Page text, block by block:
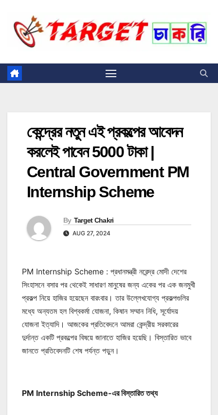
content
কেন্দ্রের নতুন এই প্রকল্পের আবেদন
করলেই পাবেন 5000 টাকা |
Central Government PM
Internship Scheme
By Target Chakri
AUG 27, 2024
PM Internship Scheme : প্রধানমন্ত্রী নরেন্দ্র মোদী দেশের
সিংহাসনে বসার পর থেকেই সাধারণ মানুষের জন্য একের পর এক জনমুখী
প্রকল্প নিয়ে হাজির হয়েছেন বারংবার। তার উল্লেখযোগ্য প্রকল্পগুলির
মধ্যে অন্যতম হল বিশ্বকর্মা যোজনা, কিষান সম্মান নিধি, সূর্যোদয়
যোজনা ইত্যাদি। আজকের প্রতিবেদনে আমরা কেন্দ্রীয় সরকারের
দুর্দান্ত একটি প্রকল্পের বিষয়ে জানাতে হাজির হয়েছি। বিস্তারিত ভাবে
জানতে প্রতিবেদনটি শেষ পর্যন্ত পড়ুন।
PM Internship Scheme-এর বিস্তারিত তথ্য